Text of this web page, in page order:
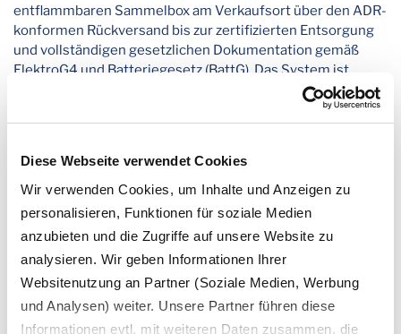
Diese Webseite verwendet Cookies
Wir verwenden Cookies, um Inhalte und Anzeigen zu
personalisieren, Funktionen für soziale Medien
anzubieten und die Zugriffe auf unsere Website zu
analysieren. Wir geben Informationen Ihrer
Websitenutzung an Partner (Soziale Medien, Werbung
und Analysen) weiter. Unsere Partner führen diese
Informationen evtl. mit weiteren Daten zusammen, die
entflammbaren Sammelbox am Verkaufsort über den ADR-
konformen Rückversand bis zur zertifizierten Entsorgung
und vollständigen gesetzlichen Dokumentation gemäß
ElektroG4 und Batteriegesetz (BattG). Das System ist
bedarfsgesteuert und zentral abrechenbar - geeignet für
Handelsketten mit vielen Standorten. Die
nur eine Compliance-Pflicht, sondern ein aktiver Beitrag
zur Kreislaufwirtschaft: Aus den zurückgewonnenen
Lithium-Ionen-Batterien lassen sich wertvolle Rohstoffe
wie Lithium, Kobalt und Nickel für die Produktion neuer
Batterien – etwa für Elektrofahrzeuge – zurückgewinnen.
So schließt sich der Materialkreislauf: Was einmal in einer
Einweg-E-Zigarette steckte, reduziert als
Sekundärrohstoff den Bedarf an Primärressourcen.